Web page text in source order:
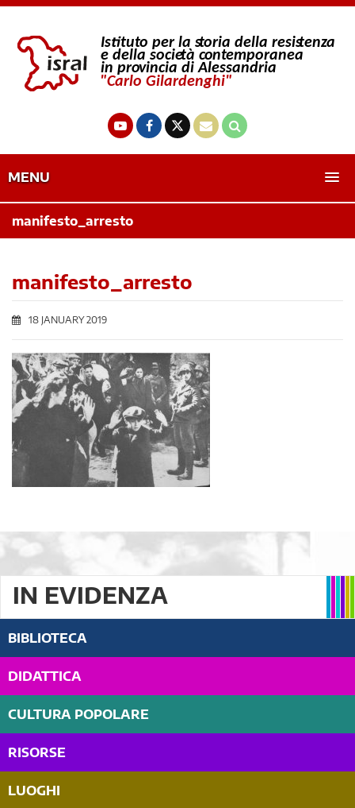
MENU
manifesto_arresto
manifesto_arresto
18 JANUARY 2019
IN EVIDENZA
BIBLIOTECA
DIDATTICA
CULTURA POPOLARE
RISORSE
LUOGHI